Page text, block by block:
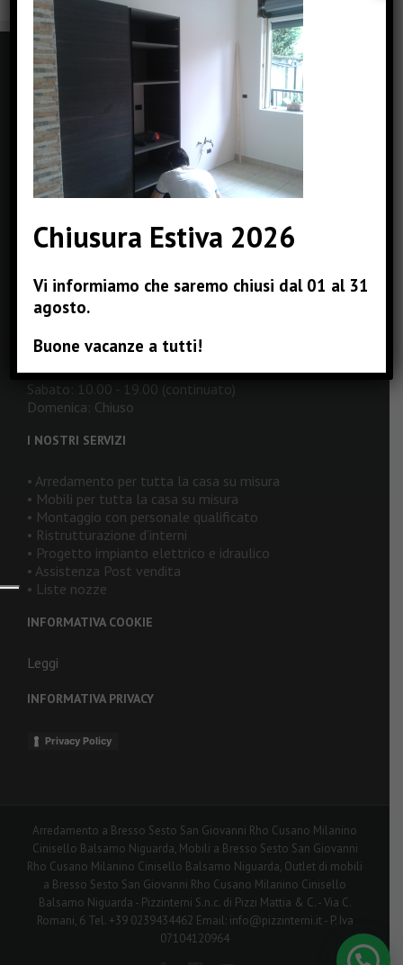
CONTATTI
Via Carolina Romani, 6 - Bresso (MI)
Phone: +39 0239434462
Fax: +39 0239434462
Email:
info@pizzinterni.it
Web:www.pizzinterni.it
Lunedì: 16.00 - 19.00
Martedì: 10.00 - 19.00 (continuato)
Mercoledì: 10.00 - 19.00 (continuato)
Giovedì: 10.00 - 19.00 (continuato)
Venerdì: 10.00 - 19.00 (continuato)
Sabato: 10.00 - 19.00 (continuato)
Domenica: Chiuso
I NOSTRI SERVIZI
• Arredamento per tutta la casa su misura
• Mobili per tutta la casa su misura
• Montaggio con personale qualificato
• Ristrutturazione d’interni
• Progetto impianto elettrico e idraulico
• Assistenza Post vendita
• Liste nozze
INFORMATIVA COOKIE
Leggi
INFORMATIVA PRIVACY
Privacy Policy
Arredamento a Bresso Sesto San Giovanni Rho Cusano Milanino
Cinisello Balsamo Niguarda, Mobili a Bresso Sesto San Giovanni
Rho Cusano Milanino Cinisello Balsamo Niguarda, Outlet di mobili
a Bresso Sesto San Giovanni Rho Cusano Milanino Cinisello
Balsamo Niguarda - Pizzinterni S.n.c. di Pizzi Mattia & C. - Via C.
Romani, 6 Tel. +39 0239434462 Email: info@pizzinterni.it - P. Iva
07104120964
Chiusura Estiva 2026
Vi informiamo che saremo chiusi dal 01 al 31
agosto.
Buone vacanze a tutti!